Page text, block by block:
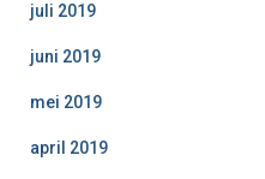
juli 2019
juni 2019
mei 2019
april 2019